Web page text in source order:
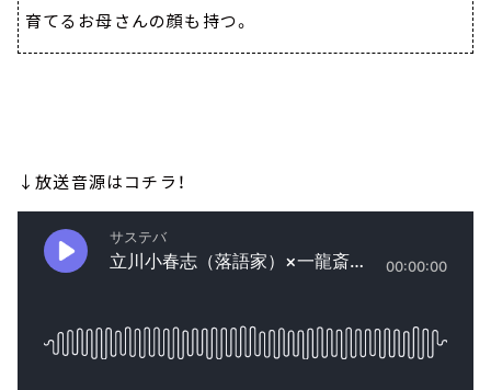
育てるお母さんの顔も持つ。
↓放送音源はコチラ！